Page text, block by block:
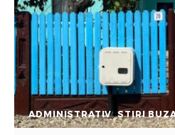
ADMINISTRATIV STIRI